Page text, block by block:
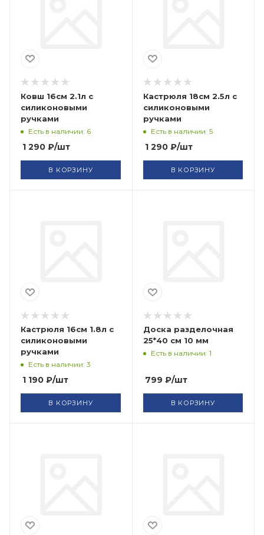
Ковш 16см 2.1л с
силиконовыми
ручками
Есть в наличии: 6
1 290 ₽/шт
В КОРЗИНУ
Кастрюля 18см 2.5л с
силиконовыми
ручками
Есть в наличии: 5
1 290₽/шт
В КОРЗИНУ
Кастрюля 16см 1.8л с
силиконовыми
ручками
Есть в наличии: 3
1 190 ₽/шт
В КОРЗИНУ
Доска разделочная
25*40 см 10 мм
Есть в наличии: 1
799 ₽/шт
В КОРЗИНУ